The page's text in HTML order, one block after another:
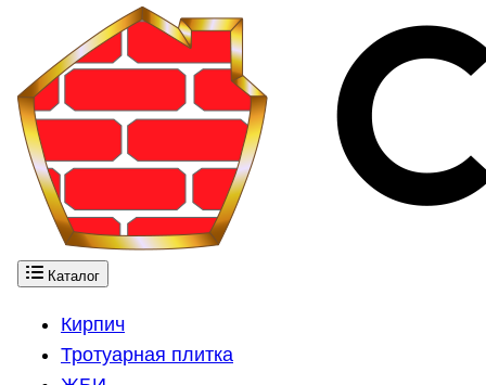
Каталог
Кирпич
Тротуарная плитка